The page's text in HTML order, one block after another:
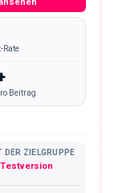
Rate
Beitrag
DER ZIELGRUPPE